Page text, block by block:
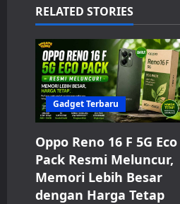
g
a
t
i
o
n
RELATED STORIES
Gadget Terbaru
Oppo Reno 16 F 5G Eco
Pack Resmi Meluncur,
Memori Lebih Besar
dengan Harga Tetap